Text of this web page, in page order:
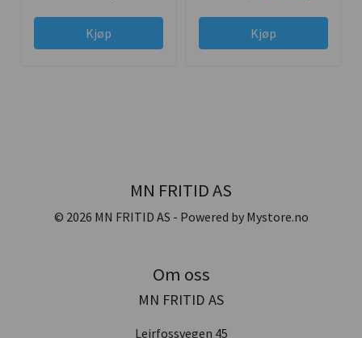
Kjøp Kjøp
MN FRITID AS
© 2026 MN FRITID AS - Powered by Mystore.no
Om oss
MN FRITID AS
Leirfossvegen 45